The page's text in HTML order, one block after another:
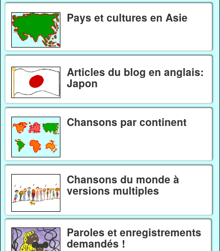
Pays et cultures en Asie
Articles du blog en anglais:
Japon
Chansons par continent
Chansons du monde à
versions multiples
Paroles et enregistrements
demandés !